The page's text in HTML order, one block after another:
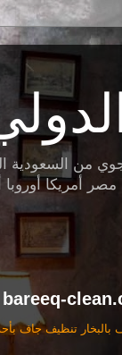
السعودية الي
أمريكا أوروبا
تنظيف بالباحة | 0502707485 | تنظيف